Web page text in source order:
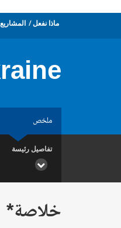
ماذا نفعل
ملخص
تفاصيل رئيسة
خلاصة*